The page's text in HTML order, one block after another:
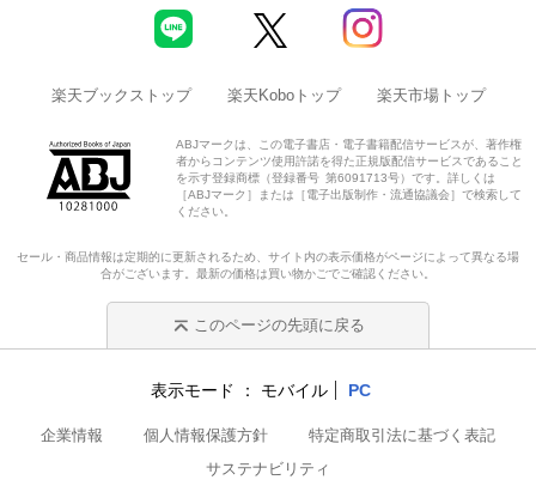
楽天ブックストップ 楽天Koboトップ 楽天市場トップ
ABJマークは、この電子書店・電子書籍配信サービスが、著作権
者からコンテンツ使用許諾を得た正規版配信サービスであること
を示す登録商標（登録番号 第6091713号）です。詳しくは
［ABJマーク］または［電子出版制作・流通協議会］で検索して
ください。
セール・商品情報は定期的に更新されるため、サイト内の表示価格がページによって異なる場
合がございます。最新の価格は買い物かごでご確認ください。
このページの先頭に戻る
表示モード モバイル PC
企業情報 個人情報保護方針
特定商取引法に基づく表記
サステナビリティ